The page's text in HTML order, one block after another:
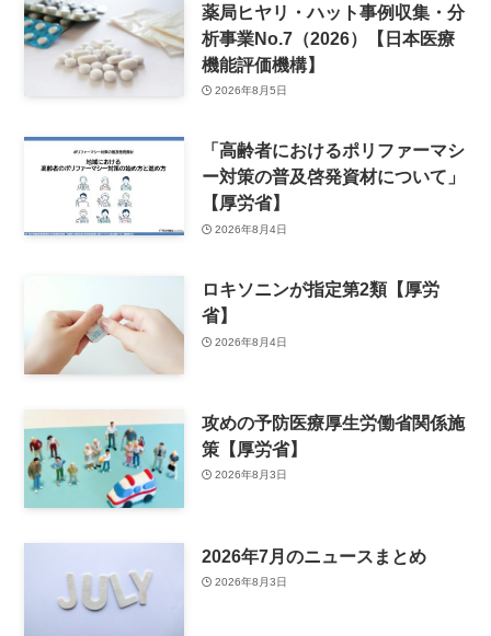
薬局ヒヤリ・ハット事例収集・分
析事業No.7（2026）【日本医療
機能評価機構】
2026年8月5日
「高齢者におけるポリファーマシ
ー対策の普及啓発資材について」
【厚労省】
2026年8月4日
ロキソニンが指定第2類【厚労
省】
2026年8月4日
攻めの予防医療厚生労働省関係施
策【厚労省】
2026年8月3日
2026年7月のニュースまとめ
2026年8月3日